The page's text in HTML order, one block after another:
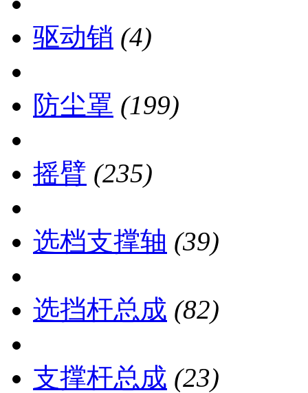
驱动销 (4)
防尘罩 (199)
摇臂 (235)
选档支撑轴 (39)
选挡杆总成 (82)
支撑杆总成 (23)